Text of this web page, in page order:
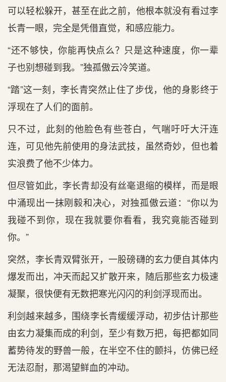
可以轻松躲开，甚至在此之前，他根本就没有看过李
长青一眼，完全是凭借直觉，和感应能力。
“还不够快，你能再快点么？只是这种速度，你一辈
子也别想碰到我。”独孤傲云冷笑道。
“踏”这一刻，李长青突然止住了步伐，他的身影终于
浮现在了人们的面前。
只不过，此刻的他脸色有些苍白，气喘吁吁大汗连
连，可见他先前使用的身法武技，虽然奇妙，但也着
实浪费了他不少体力。
但尽管如此，李长青却没有丝毫退缩的模样，而是眼
中涌现出一抹刚毅和决心，对独孤傲云道：“你以为
我碰不到你，现在我就要你看看，我究竟能否碰到
你。”
突然，李长青双臂张开，一股磅礴的玄力便自其体内
爆发而出，冲天而起又扩散开来，随后那些玄力极速
凝聚，很快便有无数把寒光闪闪的利剑浮现而出。
利剑越来越多，围绕李长青缓缓浮动，初步估计那些
由玄力凝集而成的利剑，至少有数万把，每把都如同
蓄势待发的野兽一般，在半空不住的颤抖，仿佛已经
无法忍耐，那渴望鲜血的冲动。